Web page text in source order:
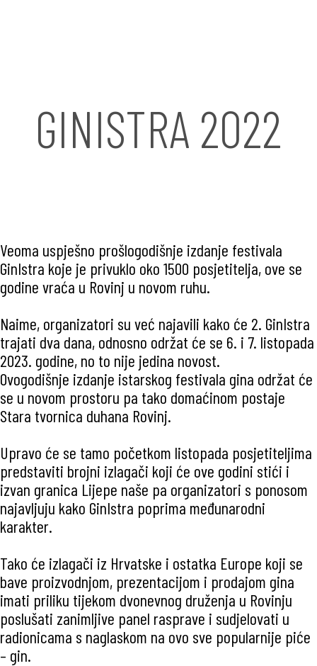
GINISTRA 2022
Veoma uspješno prošlogodišnje izdanje festivala
GinIstra koje je privuklo oko 1500 posjetitelja, ove se
godine vraća u Rovinj u novom ruhu.
Naime, organizatori su već najavili kako će 2. GinIstra
trajati dva dana, odnosno održat će se 6. i 7. listopada
2023. godine, no to nije jedina novost.
Ovogodišnje izdanje istarskog festivala gina održat će
se u novom prostoru pa tako domaćinom postaje
Stara tvornica duhana Rovinj.
Upravo će se tamo početkom listopada posjetiteljima
predstaviti brojni izlagači koji će ove godini stići i
izvan granica Lijepe naše pa organizatori s ponosom
najavljuju kako GinIstra poprima međunarodni
karakter.
Tako će izlagači iz Hrvatske i ostatka Europe koji se
bave proizvodnjom, prezentacijom i prodajom gina
imati priliku tijekom dvonevnog druženja u Rovinju
poslušati zanimljive panel rasprave i sudjelovati u
radionicama s naglaskom na ovo sve popularnije piće
– gin.